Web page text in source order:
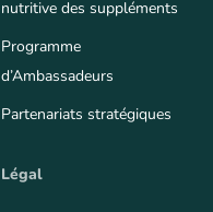
nutritive des suppléments
Programme
d’Ambassadeurs
Partenariats stratégiques
Légal